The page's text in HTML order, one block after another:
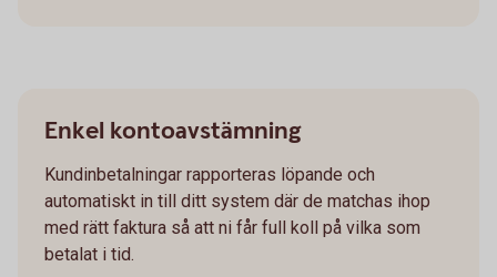
Enkel kontoavstämning
Kundinbetalningar rapporteras löpande och
automatiskt in till ditt system där de matchas ihop
med rätt faktura så att ni får full koll på vilka som
betalat i tid.